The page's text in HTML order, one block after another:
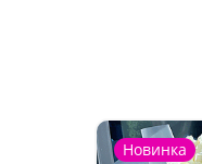
Новинка